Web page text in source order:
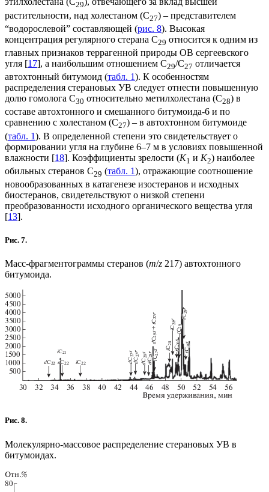
29
растительности, над холестаном (С27) – представителем
“водорослевой” составляющей (рис. 8). Высокая
концентрация регулярного стерана С29 относится к одним из
главных признаков террагенной природы ОВ сергеевского
угля [17], а наибольшим отношением C29/C27 отличается
автохтонный битумоид (табл. 1). К особенностям
распределения стерановых УВ следует отнести повышенную
долю гомолога С30 относительно метилхолестана (С28) в
составе автохтонного и смешанного битумоида-6 и по
сравнению с холестаном (С27) – в автохтонном битумоиде
(табл. 1). В определенной степени это свидетельствует о
формировании угля на глубине 6–7 м в условиях повышенной
влажности [18]. Коэффициенты зрелости (К1 и К2) наиболее
обильных стеранов C29 (табл. 1), отражающие соотношение
новообразованных в катагенезе изостеранов и исходных
биостеранов, свидетельствуют о низкой степени
преобразованности исходного органического вещества угля
[13].
Рис. 7.
Масс-фрагментограммы стеранов (m/z 217) автохтонного
битумоида.
Рис. 8.
Молекулярно-массовое распределение стерановых УВ в
битумоидах.